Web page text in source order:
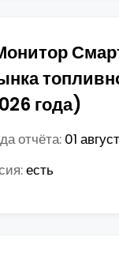
года)
отчёта: 01
есть